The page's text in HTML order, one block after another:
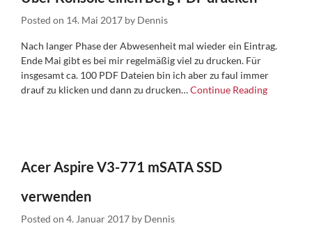
Posted on 14. Mai 2017 by Dennis
Nach langer Phase der Abwesenheit mal wieder ein Eintrag.
Ende Mai gibt es bei mir regelmäßig viel zu drucken. Für
insgesamt ca. 100 PDF Dateien bin ich aber zu faul immer
drauf zu klicken und dann zu drucken…Continue Reading
Acer Aspire V3-771 mSATA SSD
verwenden
Posted on 4. Januar 2017 by Dennis